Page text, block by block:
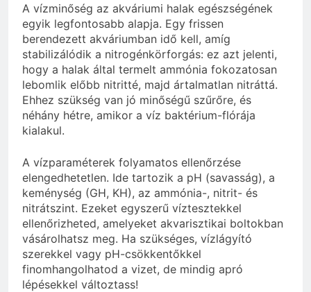
A vízminőség az akváriumi halak egészségének
egyik legfontosabb alapja. Egy frissen
berendezett akváriumban idő kell, amíg
stabilizálódik a nitrogénkörforgás: ez azt jelenti,
hogy a halak által termelt ammónia fokozatosan
lebomlik előbb nitritté, majd ártalmatlan nitráttá.
Ehhez szükség van jó minőségű szűrőre, és
néhány hétre, amikor a víz baktérium-flórája
kialakul.
A vízparaméterek folyamatos ellenőrzése
elengedhetetlen. Ide tartozik a pH (savasság), a
keménység (GH, KH), az ammónia-, nitrit- és
nitrátszint. Ezeket egyszerű víztesztekkel
ellenőrizheted, amelyeket akvarisztikai boltokban
vásárolhatsz meg. Ha szükséges, vízlágyító
szerekkel vagy pH-csökkentőkkel
finomhangolhatod a vizet, de mindig apró
lépésekkel változtass!